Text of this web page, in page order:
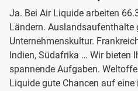
Ja. Bei Air Liquide arbeiten
Ländern. Auslandsaufenthalte
Unternehmenskultur.
Indien, Südafrika … Wir bieten
spannende Aufgaben.
Liquide gute Chancen auf